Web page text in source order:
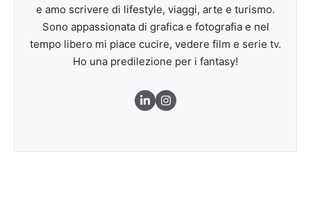
e amo scrivere di lifestyle, viaggi, arte e turismo.
Sono appassionata di grafica e fotografia e nel
tempo libero mi piace cucire, vedere film e serie tv.
Ho una predilezione per i fantasy!